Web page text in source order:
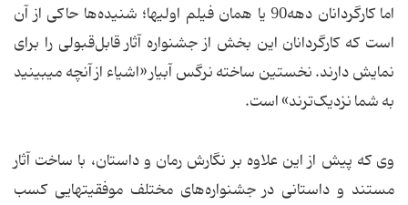
اما کارگردانان دهه90 یا همان فیلم اولی‏ها؛ شنیده‌ها حاکی از آن
است که کارگردانان این بخش از جشنواره آثار قابل‌قبولی را برای
نمایش دارند. نخستین ساخته نرگس آبیار «اشیاء از آنچه می‏بینید
به شما نزدیک‌ترند» است.
وی که پیش از این علاوه بر نگارش رمان و داستان، با ساخت آثار
مستند و داستانی در جشنواره‌های مختلف موفقیت‏هایی کسب